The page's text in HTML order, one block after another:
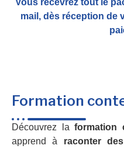
Vous recevrez tout le
mail, dès réception de
Formation
Découvrez la formation
apprend à raconter